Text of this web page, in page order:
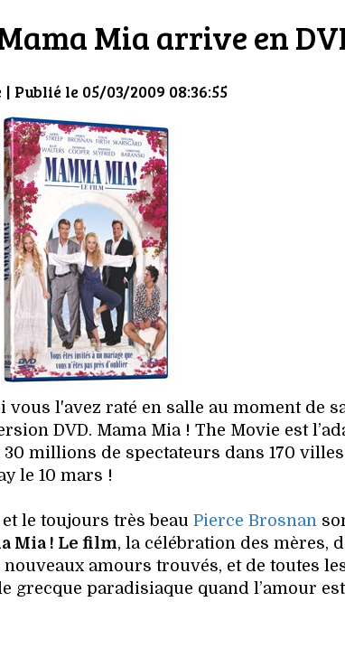
Mia arrive en
| Publié le 05/03/2009 08:36:55
l'avez raté en salle au moment de
DVD. Mama Mia ! The Movie est
millions de spectateurs dans 170
le 10 mars !
et le toujours très beau Pierce Brosnan
Mia ! Le film, la célébration des mères,
amours trouvés, et de toutes
paradisiaque quand l’amour